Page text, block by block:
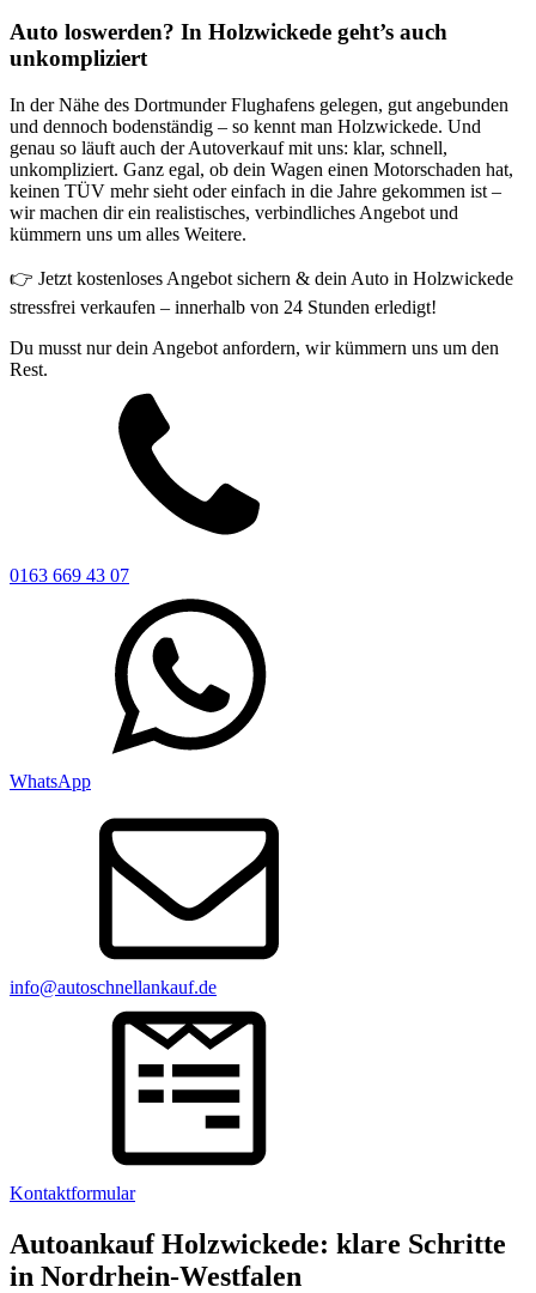
Auto loswerden? In Holzwickede geht’s auch
unkompliziert
In der Nähe des Dortmunder Flughafens gelegen, gut angebunden
und dennoch bodenständig – so kennt man Holzwickede. Und
genau so läuft auch der Autoverkauf mit uns: klar, schnell,
unkompliziert. Ganz egal, ob dein Wagen einen Motorschaden hat,
keinen TÜV mehr sieht oder einfach in die Jahre gekommen ist –
wir machen dir ein realistisches, verbindliches Angebot und
kümmern uns um alles Weitere.
👉 Jetzt kostenloses Angebot sichern & dein Auto in Holzwickede
stressfrei verkaufen – innerhalb von 24 Stunden erledigt!
Du musst nur dein Angebot anfordern, wir kümmern uns um den
Rest.
0163 669 43 07
WhatsApp
info@autoschnellankauf.de
Kontaktformular
Autoankauf Holzwickede: klare Schritte
in Nordrhein-Westfalen